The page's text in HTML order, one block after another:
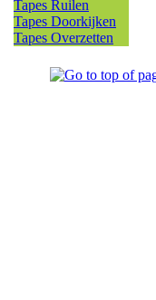
Tapes Ruilen
Tapes Doorkijken
Tapes Overzetten